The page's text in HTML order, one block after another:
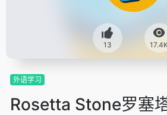
13
外语学习
Rosetta Stone罗塞